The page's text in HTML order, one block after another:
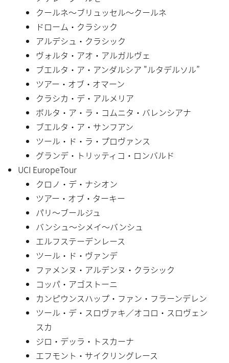
クールネ〜ブリュッセル〜クールネ
ドローム・クラシック
アルデシュ・クラシック
ヴォルタ・アオ・アルガルヴェ
ブエルタ・ア・アンダルシア "ルタデルソル”
ツアー・オブ・オマーン
クラシカ・デ・アルメリア
ボルタ・ア・ラ・コムニタ・バレンシアナ
ブエルタ・ア・サンフアン
ツール・ド・ラ・プロヴァンス
グランデ・トリッティコ・ロンバルド
UCI EuropeTour
クロノ・デ・ナシオン
ツアー・オブ・ターキー
パリ〜ブールジュ
バンシュ〜シメイ〜バンシュ
エルフステーデンレース
ツール・ド・ヴァンデ
ファメンヌ・アルデンヌ・クラシック
コッパ・アゴストーニ
カンピウンスハップ・ファン・フラーンデレン
ツール・デ・スロヴァキ／オコロ・スロヴェン
スカ
ジロ・デッラ・トスカーナ
エフモント・サイクリングレース